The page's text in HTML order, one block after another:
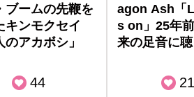
ブームの先鞭を
キンモクセイ
のアカボシ」
44
agon Ash「
s on」25年
来の足音に
21